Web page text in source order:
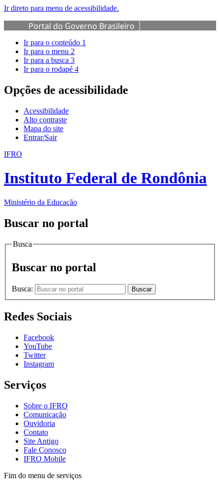
Ir direto para menu de acessibilidade.
Portal do Governo Brasileiro
Ir para o conteúdo 1
Ir para o menu 2
Ir para a busca 3
Ir para o rodapé 4
Opções de acessibilidade
Acessibilidade
Alto contraste
Mapa do site
Entrar/Sair
IFRO
Instituto Federal de Rondônia
Ministério da Educação
Buscar no portal
Busca
Buscar no portal
Busca: Buscar
Redes Sociais
Facebook
YouTube
Twitter
Instagram
Serviços
Sobre o IFRO
Comunicação
Ouvidoria
Contato
Site Antigo
Fale Conosco
IFRO Mobile
Fim do menu de serviços